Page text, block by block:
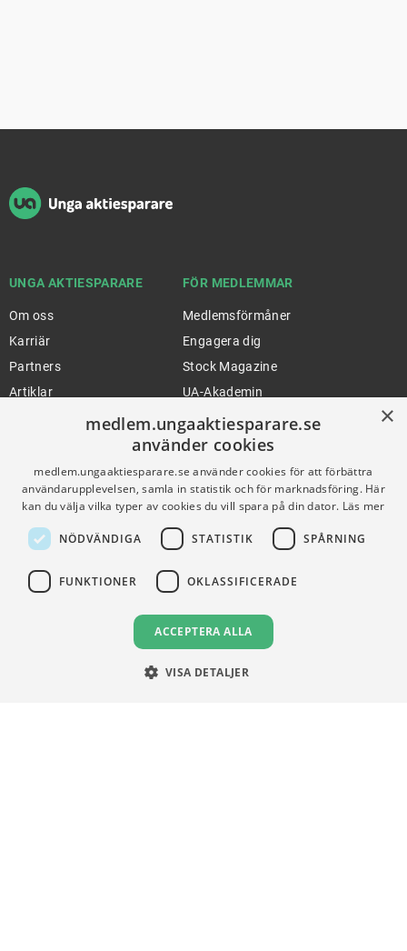
UNGA AKTIESPARARE
Om oss
Karriär
Partners
Artiklar
FÖR MEDLEMMAR
Medlemsförmåner
Engagera dig
Stock Magazine
UA-Akademin
Förnya medlemskap
FÖR SKOLOR
Gymnasieprofilen
Ung Privatekonomi
HJÄLP
×
medlem.ungaaktiesparare.se
använder cookies
medlem.ungaaktiesparare.se använder cookies för att förbättra
användarupplevelsen, samla in statistik och för marknadsföring. Här
kan du välja vilka typer av cookies du vill spara på din dator. Läs mer
NÖDVÄNDIGA STATISTIK SPÅRNING
FUNKTIONER OKLASSIFICERADE
ACCEPTERA ALLA
VISA DETALJER